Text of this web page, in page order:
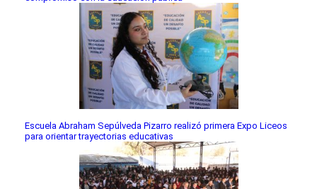
Escuela Abraham Sepúlveda Pizarro realizó primera Expo Liceos
para orientar trayectorias educativas